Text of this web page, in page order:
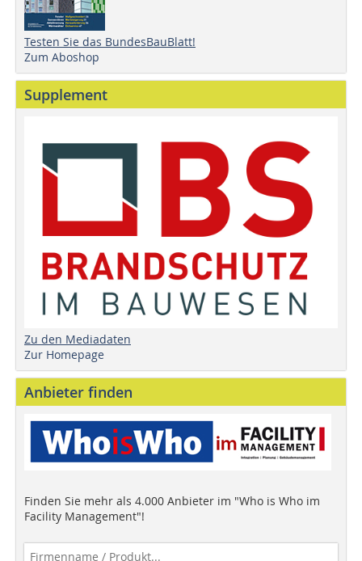
Testen Sie das BundesBauBlatt!
Zum Aboshop
Supplement
Zu den Mediadaten
Zur Homepage
Anbieter finden
Finden Sie mehr als 4.000 Anbieter im "Who is Who im
Facility Management"!